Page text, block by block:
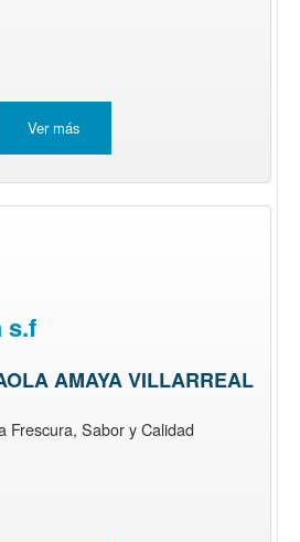
Ver más
s.f
AMAYA VILLARREAL
Frescura, Sabor y Calidad